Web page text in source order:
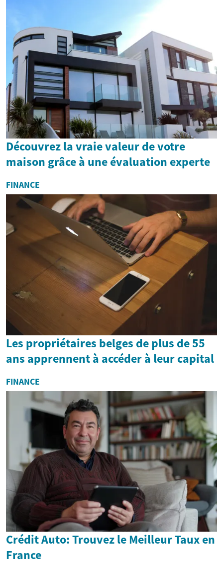
Découvrez la vraie valeur de votre
maison grâce à une évaluation experte
FINANCE
Les propriétaires belges de plus de 55
ans apprennent à accéder à leur capital
FINANCE
Crédit Auto: Trouvez le Meilleur Taux en
France